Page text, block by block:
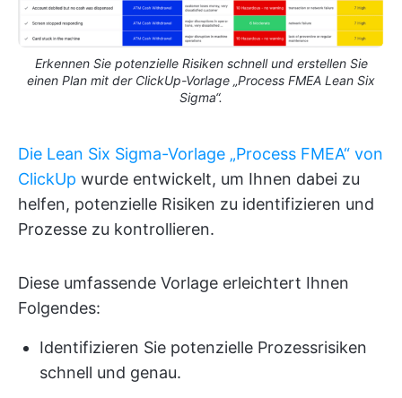
Erkennen Sie potenzielle Risiken schnell und erstellen Sie
einen Plan mit der ClickUp-Vorlage „Process FMEA Lean Six
Sigma“.
Die Lean Six Sigma-Vorlage „Process FMEA“ von
ClickUp wurde entwickelt, um Ihnen dabei zu
helfen, potenzielle Risiken zu identifizieren und
Prozesse zu kontrollieren.
Diese umfassende Vorlage erleichtert Ihnen
Folgendes:
Identifizieren Sie potenzielle Prozessrisiken
schnell und genau.